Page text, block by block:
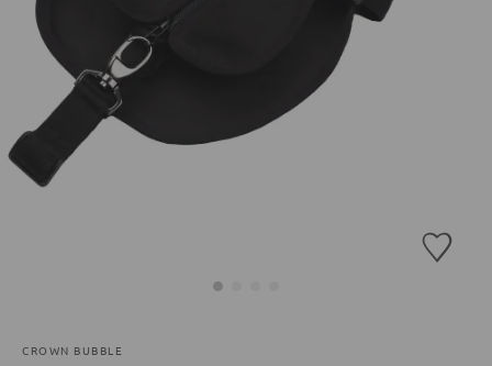
CROWN BUBBLE